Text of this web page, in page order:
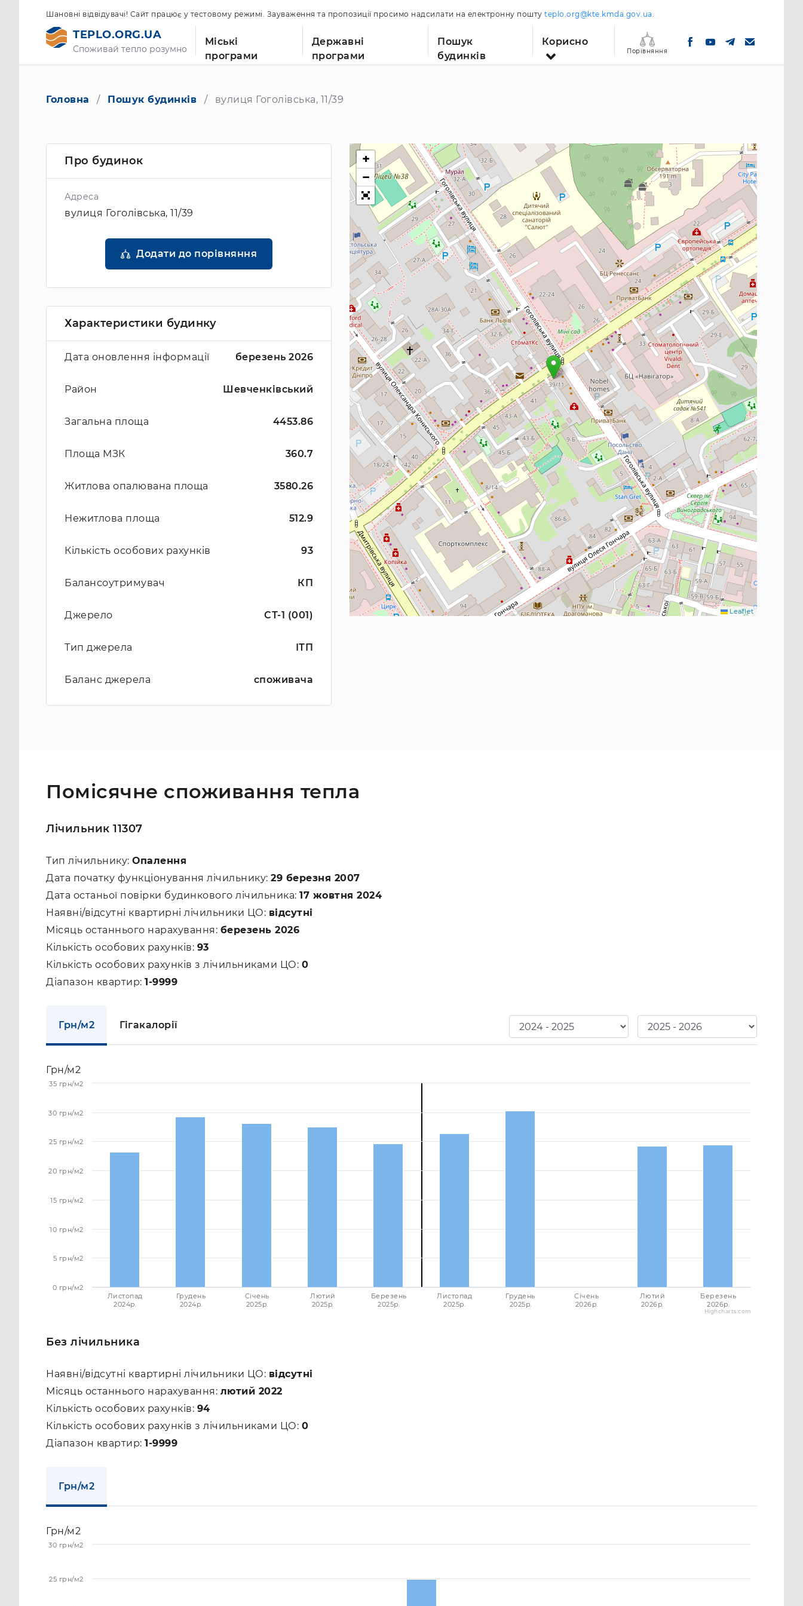
Шановні відвідувачі! Сайт працює у тестовому режимі. Зауваження та пропозиції просимо надсилати на електронну пошту teplo.org@kte.kmda.gov.ua.
TEPLO.ORG.UA
Споживай тепло розумно
Міські
програми
Державні
програми
Пошук
будинків
Корисно
Порівняння
Головна Пошук будинків вулиця Гоголівська, 11/39
Про будинок
Адреса
вулиця Гоголівська, 11/39
Додати до порівняння
Характеристики будинку
Дата оновлення інформації березень 2026
Район Шевченківський
Загальна площа 4453.86
Площа МЗК 360.7
Житлова опалювана площа 3580.26
Нежитлова площа 512.9
Кількість особових рахунків 93
Балансоутримувач КП
Джерело СТ-1 (001)
Тип джерела ІТП
Баланс джерела споживача
+
−
Leaflet
Помісячне споживання тепла
Лічильник 11307
Тип лічильнику: Опалення
Дата початку функціонування лічильнику: 29 березня 2007
Дата останьої повірки будинкового лічильника: 17 жовтня 2024
Наявні/відсутні квартирні лічильники ЦО: відсутні
Місяць останнього нарахування: березень 2026
Кількість особових рахунків: 93
Кількість особових рахунків з лічильниками ЦО: 0
Діапазон квартир: 1-9999
Грн/м2 Гігакалорії
Грн/м2
Листопад
2024p.
Грудень
2024p.
Січень
2025p.
Лютий
2025p.
Березень
2025p.
Листопад
2025p.
Грудень
2025p.
Січень
2026p.
Лютий
2026p.
Березень
2026p.
0 грн/м2
5 грн/м2
10 грн/м2
15 грн/м2
20 грн/м2
25 грн/м2
30 грн/м2
35 грн/м2
Highcharts.com
Без лічильника
Наявні/відсутні квартирні лічильники ЦО: відсутні
Місяць останнього нарахування: лютий 2022
Кількість особових рахунків: 94
Кількість особових рахунків з лічильниками ЦО: 0
Діапазон квартир: 1-9999
Грн/м2
Грн/м2
25 грн/м2
30 грн/м2